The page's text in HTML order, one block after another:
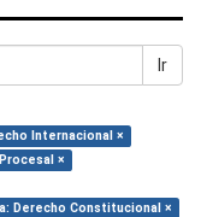
Ir
Internacional ×
×
Derecho Constitucional ×